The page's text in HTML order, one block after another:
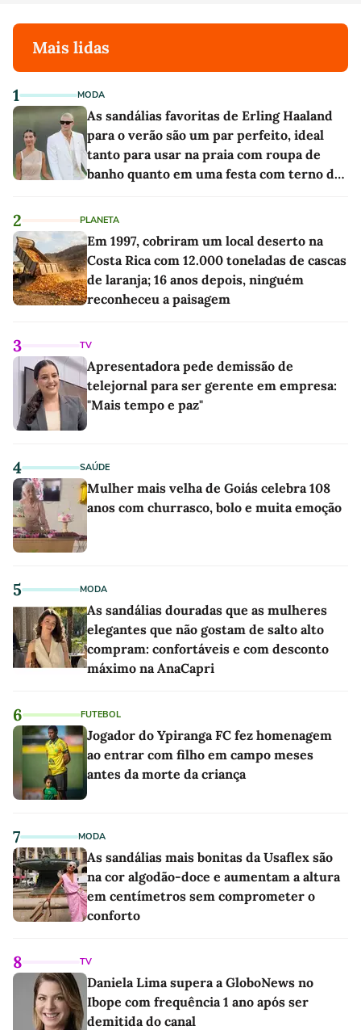
Mais lidas
1 MODA
As sandálias favoritas de Erling Haaland
para o verão são um par perfeito, ideal
tanto para usar na praia com roupa de
banho quanto em uma festa com terno de
2 PLANETA
Em 1997, cobriram um local deserto na
Costa Rica com 12.000 toneladas de cascas
de laranja; 16 anos depois, ninguém
reconheceu a paisagem
3 TV
Apresentadora pede demissão de
telejornal para ser gerente em empresa:
"Mais tempo e paz"
4 SAÚDE
Mulher mais velha de Goiás celebra 108
anos com churrasco, bolo e muita emoção
5 MODA
As sandálias douradas que as mulheres
elegantes que não gostam de salto alto
compram: confortáveis e com desconto
máximo na AnaCapri
6 FUTEBOL
Jogador do Ypiranga FC fez homenagem
ao entrar com filho em campo meses
antes da morte da criança
7 MODA
As sandálias mais bonitas da Usaflex são
na cor algodão-doce e aumentam a altura
em centímetros sem comprometer o
conforto
8 TV
Daniela Lima supera a GloboNews no
Ibope com frequência 1 ano após ser
demitida do canal